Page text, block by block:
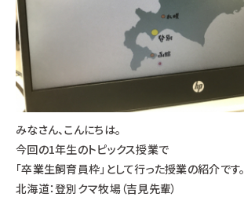
みなさん、こんにちは。
今回の1年生のトピックス授業で
「卒業生飼育員枠」として行った授業の紹介です。
北海道：登別クマ牧場（吉見先輩）